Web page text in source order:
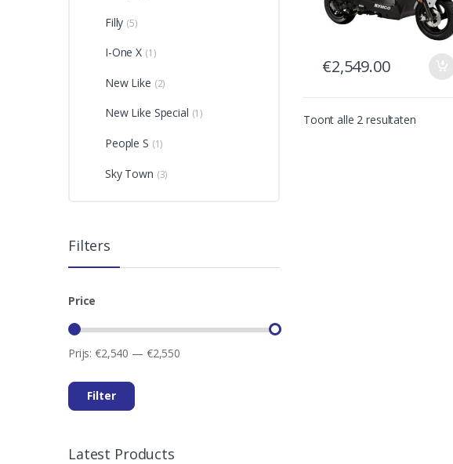
€2,549.00
Toont alle 2 resultaten
Filly (5)
I-One X (1)
New Like (2)
New Like Special (1)
People S (1)
Sky Town (3)
Filters
Price
Min.
Max.
Filter
Prijs:€2,540 — €2,550
Latest Products